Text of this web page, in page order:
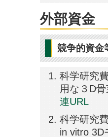
外部資金
競争的資金
科学研究
用な３D
連URL
科学研究
in vitro 3D